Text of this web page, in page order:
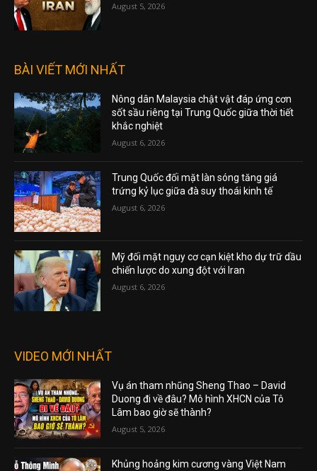
August 5, 2026
BÀI VIẾT MỚI NHẤT
Nông dân Malaysia chật vật đáp ứng cơn
sốt sầu riêng tại Trung Quốc giữa thời tiết
khắc nghiệt
August 6, 2026
Trung Quốc đối mặt làn sóng tăng giá
trứng kỷ lục giữa đà suy thoái kinh tế
August 6, 2026
Mỹ đối mặt nguy cơ cạn kiệt kho dự trữ dầu
chiến lược do xung đột với Iran
August 6, 2026
VIDEO MỚI NHẤT
Vụ án tham nhũng Sheng Thao – David
Duong đi về đâu? Mô hình XHCN của Tô
Lâm bao giờ sẽ thành?
August 5, 2026
Khủng hoảng kim cương vàng Việt Nam